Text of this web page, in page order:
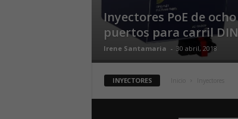
Inyectores PoE de ocho
puertos para carril DIN
Irene Santamaria - 30 abril, 2018
INYECTORES Inyectores